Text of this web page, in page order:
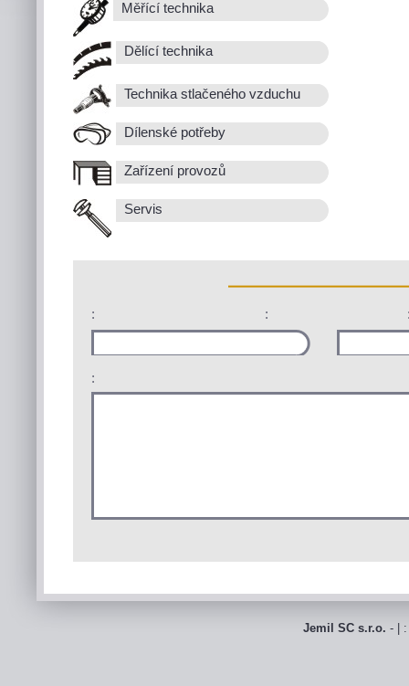
Měřící technika
Dělící technika
Technika stlačeného vzduchu
Dílenské potřeby
Zařízení provozů
Servis
: :
:
Jemil SC s.r.o. - |